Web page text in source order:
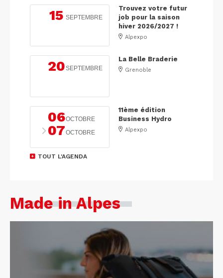
15 SEPTEMBRE
Trouvez votre futur
job pour la saison
hiver 2026/2027 !
Alpexpo
20SEPTEMBRE
La Belle Braderie
Grenoble
06OCTOBRE
07OCTOBRE
11ème édition
Business Hydro
Alpexpo
TOUT L'AGENDA
Made in Alpes